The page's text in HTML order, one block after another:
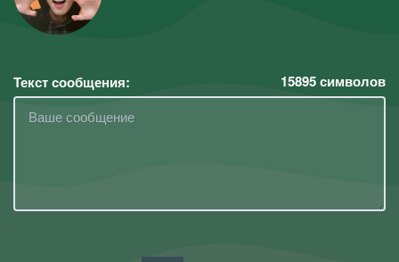
Текст сообщения: 15895символов